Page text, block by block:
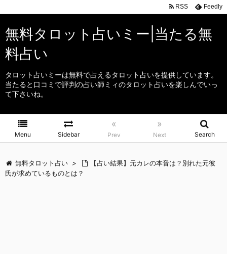
無料タロット占いミー|当たる無
料占い
タロット占いミーは無料で占えるタロット占いを提供しています。
当たると口コミで評判の占い師ミィのタロット占いを楽しんでいっ
て下さいね。
Menu Sidebar
«
Prev
»
Next Search
RSS Feedly
無料タロット占い >
【占い結果】元カレの本音は？別れた元彼
氏が求めているものとは？